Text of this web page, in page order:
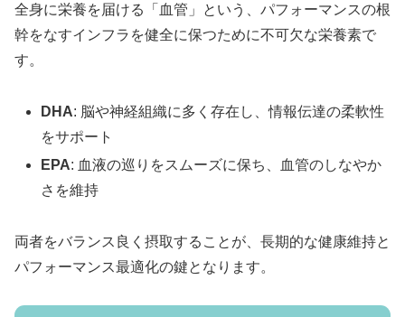
全身に栄養を届ける「血管」という、パフォーマンスの根
幹をなすインフラを健全に保つために不可欠な栄養素で
す。
DHA: 脳や神経組織に多く存在し、情報伝達の柔軟性
をサポート
EPA: 血液の巡りをスムーズに保ち、血管のしなやか
さを維持
両者をバランス良く摂取することが、長期的な健康維持と
パフォーマンス最適化の鍵となります。